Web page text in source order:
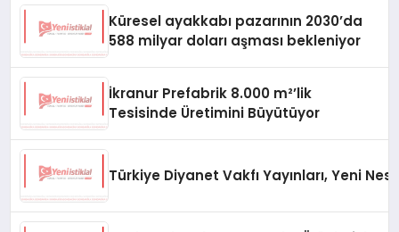
Küresel ayakkabı pazarının 2030’da
588 milyar doları aşması bekleniyor
İkranur Prefabrik 8.000 m²’lik
Tesisinde Üretimini Büyütüyor
Türkiye Diyanet Vakfı Yayınları, Yeni